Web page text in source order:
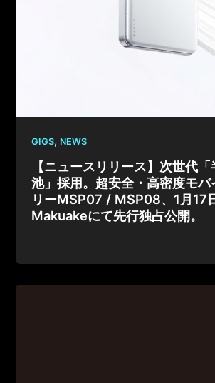
GIGS, NEWS
【ニュースリリース】次世代
池」採用。超安全・高密度モバ
リーMSP07 / MSP08、1月17
Makuakeにて先行独占公開。